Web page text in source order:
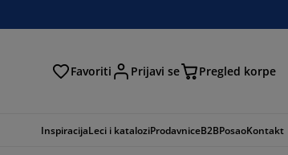
Favoriti Prijavi se Pregled korpe
InspiracijaLeci i kataloziProdavniceB2BPosaoKontakt